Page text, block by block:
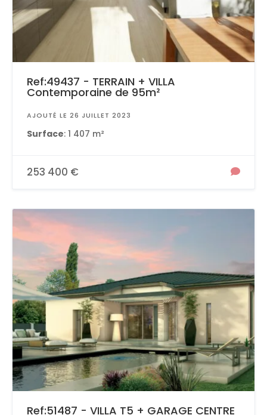
Ref:49437 - TERRAIN + VILLA
Contemporaine de 95m²
AJOUTÉ LE 26 JUILLET 2023
Surface: 1 407 m²
253 400 €
Ref:51487 - VILLA T5 + GARAGE CENTRE